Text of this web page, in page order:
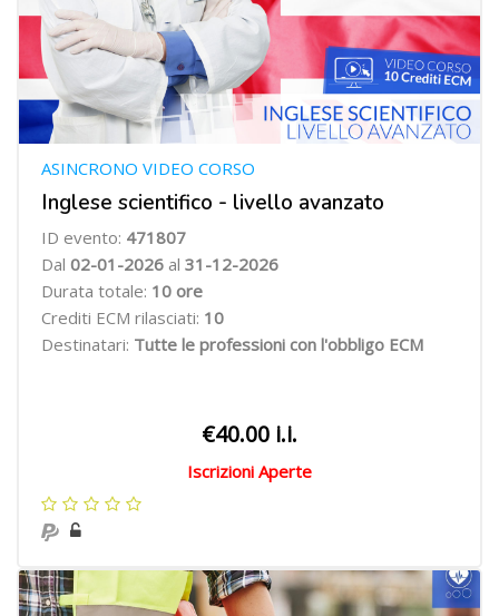
Inglese scientifico - livello avanzato
ASINCRONO VIDEO CORSO
ID evento: 471807
Dal 02-01-2026 al 31-12-2026
Durata totale: 10 ore
Crediti ECM rilasciati: 10
Destinatari: Tutte le professioni con l'obbligo ECM
€40.00 i.i.
Iscrizioni Aperte